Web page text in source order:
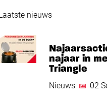
Laatste nieuws
najaar in
Triangle
Nieuws 02